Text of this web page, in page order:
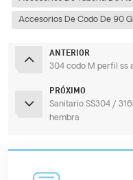
Accesorios De Codo De 90
ANTERIOR
304 codo M perfil ss
PRÓXIMO
Sanitario SS304 /
hembra